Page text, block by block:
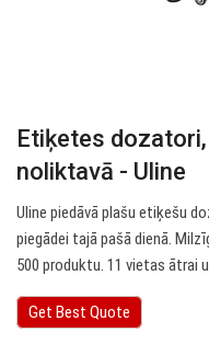
Etiķetes
noliktavā - Uline
Uline piedāvā plašu etiķešu
piegādei tajā pašā dienā.
500 produktu. 11 vietas ātrai
Get Best Quote